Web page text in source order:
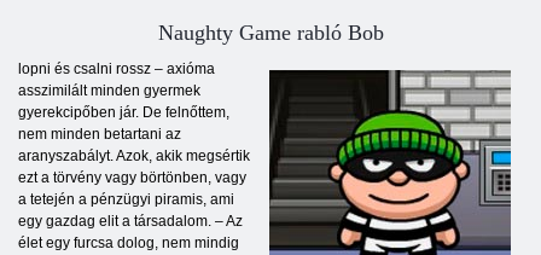
Naughty Game rabló Bob
lopni és csalni rossz – axióma
asszimilált minden gyermek
gyerekcipőben jár. De felnőttem,
nem minden betartani az
aranyszabályt. Azok, akik megsértik
ezt a törvény vagy börtönben, vagy
a tetején a pénzügyi piramis, ami
egy gazdag elit a társadalom. – Az
élet egy furcsa dolog, nem mindig